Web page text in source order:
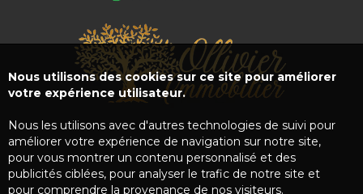
Nous utilisons des cookies sur ce site pour améliorer
votre expérience utilisateur.
Nous les utilisons avec d'autres technologies de suivi pour
améliorer votre expérience de navigation sur notre site,
pour vous montrer un contenu personnalisé et des
publicités ciblées, pour analyser le trafic de notre site et
pour comprendre la provenance de nos visiteurs.